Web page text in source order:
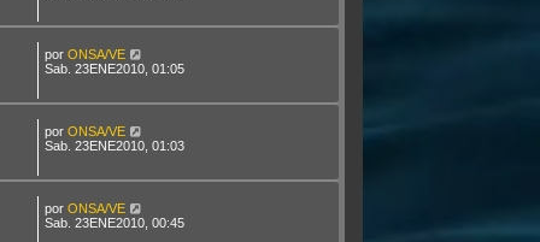
por ONSA/VE
Sab. 23ENE2010, 01:05
por ONSA/VE
Sab. 23ENE2010, 01:03
por ONSA/VE
Sab. 23ENE2010, 00:45